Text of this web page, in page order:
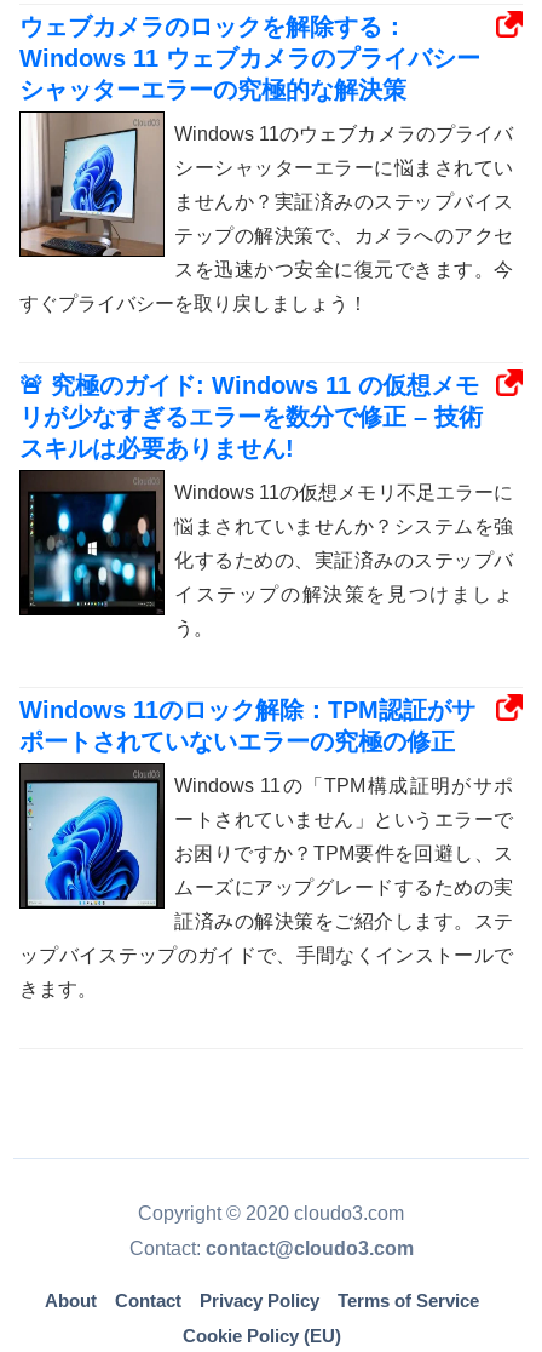
ウェブカメラのロックを解除する：
Windows 11 ウェブカメラのプライバシー
シャッターエラーの究極的な解決策
Windows 11のウェブカメラのプライバ
シーシャッターエラーに悩まされてい
ませんか？実証済みのステップバイス
テップの解決策で、カメラへのアクセ
スを迅速かつ安全に復元できます。今
すぐプライバシーを取り戻しましょう！
🚨 究極のガイド: Windows 11 の仮想メモ
リが少なすぎるエラーを数分で修正 – 技術
スキルは必要ありません!
Windows 11の仮想メモリ不足エラーに
悩まされていませんか？システムを強
化するための、実証済みのステップバ
イステップの解決策を見つけましょ
う。
Windows 11のロック解除：TPM認証がサ
ポートされていないエラーの究極の修正
Windows 11の「TPM構成証明がサポ
ートされていません」というエラーで
お困りですか？TPM要件を回避し、ス
ムーズにアップグレードするための実
証済みの解決策をご紹介します。ステ
ップバイステップのガイドで、手間なくインストールで
きます。
Copyright © 2020 cloudo3.com
Contact: contact@cloudo3.com
About Contact Privacy Policy
Terms of Service
Cookie Policy (EU)